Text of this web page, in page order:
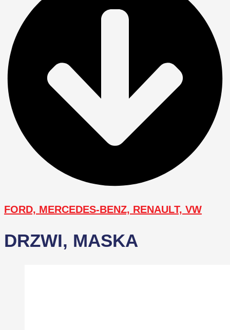
FORD, MERCEDES-BENZ, RENAULT, VW
DRZWI, MASKA